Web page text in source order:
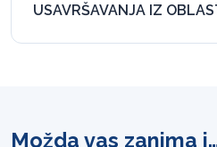
USAVRŠAVANJA IZ
Možda vas zanima